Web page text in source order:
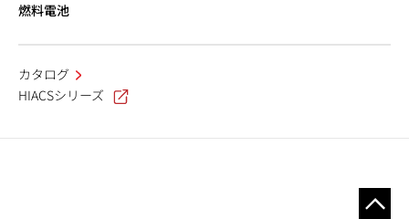
燃料電池
カタログ
HIACSシリーズ